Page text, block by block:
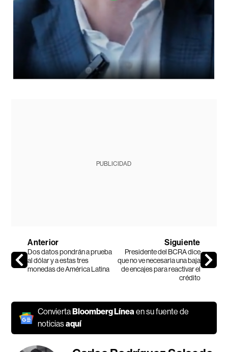
PUBLICIDAD
Anterior
Dos datos pondrán a prueba
al dólar y a estas tres
monedas de América Latina
Siguiente
Presidente del BCRA dice
que no ve necesaria una baja
de encajes para reactivar el
crédito
Convierta Bloomberg Líneaen su fuente de
noticiasaquí